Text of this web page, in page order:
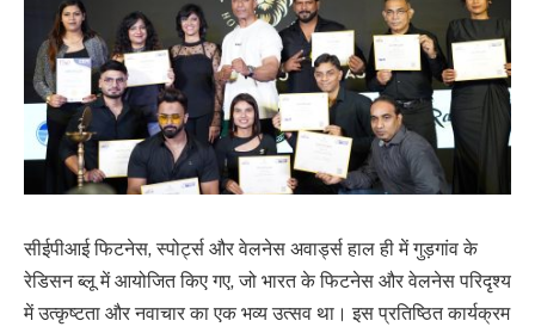
सीईपीआई फिटनेस, स्पोर्ट्स और वेलनेस अवार्ड्स हाल ही में गुड़गांव के
रेडिसन ब्लू में आयोजित किए गए, जो भारत के फिटनेस और वेलनेस परिदृश्य
में उत्कृष्टता और नवाचार का एक भव्य उत्सव था। इस प्रतिष्ठित कार्यक्रम